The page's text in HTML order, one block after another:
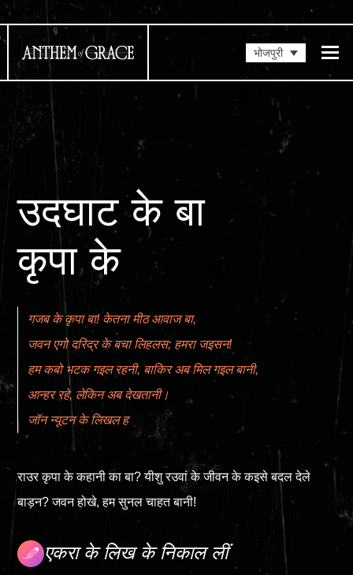
भोजपुरी
उदघाट के बा
कृपा के
गजब के कृपा बा! केतना मीठ आवाज बा,
जवन एगो दरिद्र के बचा लिहलस; हमरा जइसन!
हम कबो भटक ​​गइल रहनी, बाकिर अब मिल गइल बानी,
आन्हर रहे, लेकिन अब देखतानी।
जॉन न्यूटन के लिखल ह
राउर कृपा के कहानी का बा? यीशु रउवां के जीवन के कइसे बदल देले
बाड़न? जवन होखे, हम सुनल चाहत बानी!
एकरा के लिख के निकाल लीं